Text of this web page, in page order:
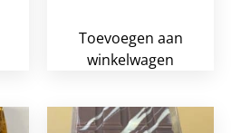
Toevoegen aan
winkelwagen